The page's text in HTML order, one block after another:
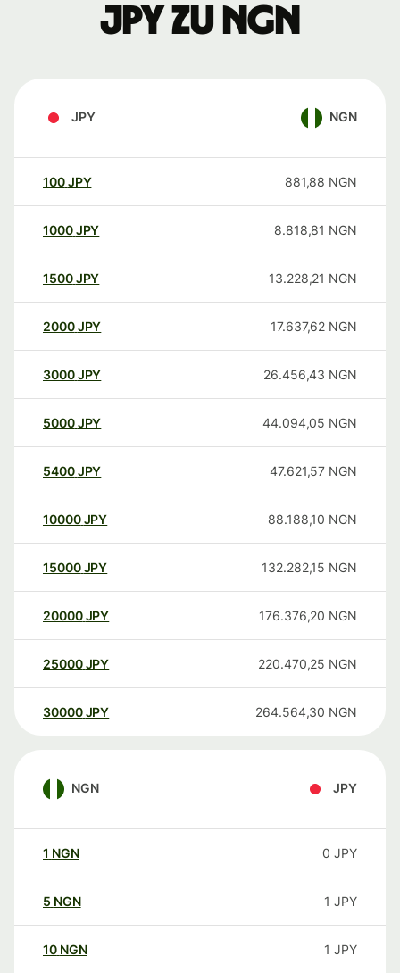
JPY zu NGN
JPY NGN
100JPY 881,88 NGN
1000JPY 8.818,81 NGN
1500JPY 13.228,21 NGN
2000JPY 17.637,62 NGN
3000JPY 26.456,43 NGN
5000JPY 44.094,05 NGN
5400JPY 47.621,57 NGN
10000 JPY 88.188,10 NGN
15000 JPY 132.282,15 NGN
20000 JPY 176.376,20 NGN
25000 JPY 220.470,25 NGN
30000 JPY 264.564,30 NGN
NGN JPY
1 NGN 0 JPY
5 NGN 1 JPY
10 NGN 1 JPY